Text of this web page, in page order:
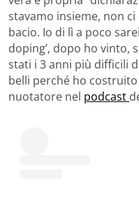
stavamo insieme, non
bacio. Io di lì a poco
doping’, dopo ho vinto,
stati i 3 anni più difficili
belli perché ho costruito
nuotatore nel podcast